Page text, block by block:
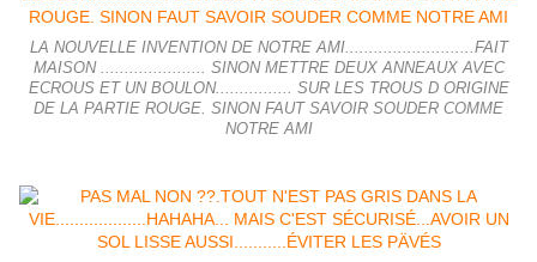
LA NOUVELLE INVENTION DE NOTRE AMI...........................FAIT
MAISON ...................... SINON METTRE DEUX ANNEAUX AVEC
ECROUS ET UN BOULON................ SUR LES TROUS D ORIGINE
DE LA PARTIE ROUGE. SINON FAUT SAVOIR SOUDER COMME
NOTRE AMI